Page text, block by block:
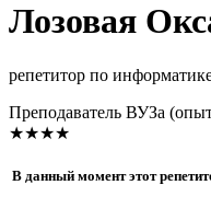
Лозовая
репетитор по
Преподаватель ВУЗа
★★★★
В данный момент этот